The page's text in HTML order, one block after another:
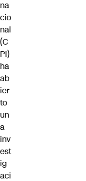
na
cio
nal
(C
PI)
ha
ab
ier
to
un
a
inv
est
ig
aci